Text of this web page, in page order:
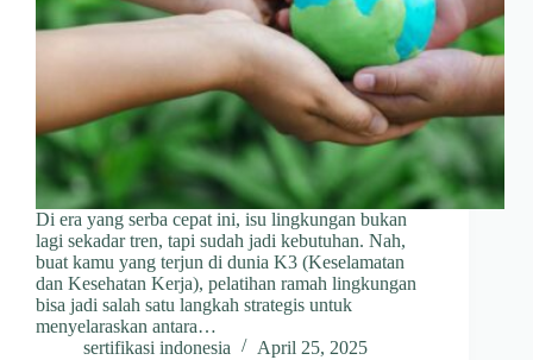
Di era yang serba cepat ini, isu lingkungan bukan
lagi sekadar tren, tapi sudah jadi kebutuhan. Nah,
buat kamu yang terjun di dunia K3 (Keselamatan
dan Kesehatan Kerja), pelatihan ramah lingkungan
bisa jadi salah satu langkah strategis untuk
menyelaraskan antara…
sertifikasi indonesia
April 25, 2025